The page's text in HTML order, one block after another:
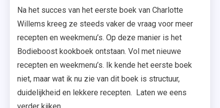
Na het succes van het eerste boek van Charlotte
Willems kreeg ze steeds vaker de vraag voor meer
recepten en weekmenu’s. Op deze manier is het
Bodieboost kookboek ontstaan. Vol met nieuwe
recepten en weekmenu’s. Ik kende het eerste boek
niet, maar wat ik nu zie van dit boek is structuur,
duidelijkheid en lekkere recepten. Laten we eens
verder kijken.